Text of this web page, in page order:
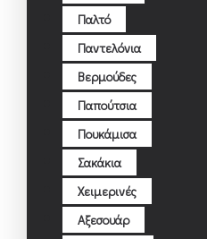
Παλτό
Παντελόνια
Βερμούδες
Παπούτσια
Πουκάμισα
Σακάκια
Χειμερινές
Αξεσουάρ